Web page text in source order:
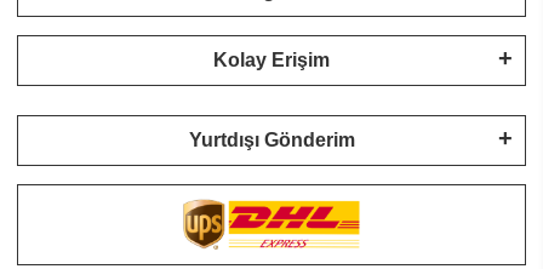
Kolay Erişim
Yurtdışı Gönderim